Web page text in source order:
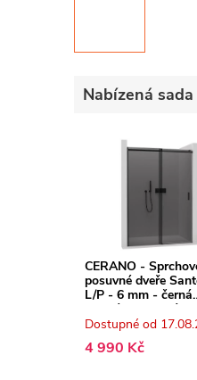
Nabízená
CERANO -
posuvné dveře
L/P - 6 mm - černá
matná, grafitové
100x195 cm
Dostupné od
4 990 Kč